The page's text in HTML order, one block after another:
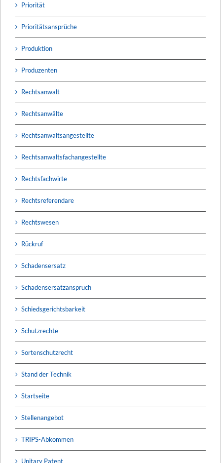
Priorität
Prioritätsansprüche
Produktion
Produzenten
Rechtsanwalt
Rechtsanwälte
Rechtsanwaltsangestellte
Rechtsanwaltsfachangestellte
Rechtsfachwirte
Rechtsreferendare
Rechtswesen
Rückruf
Schadensersatz
Schadensersatzanspruch
Schiedsgerichtsbarkeit
Schutzrechte
Sortenschutzrecht
Stand der Technik
Startseite
Stellenangebot
TRIPS-Abkommen
Unitary Patent